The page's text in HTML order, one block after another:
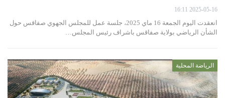
2025-05-16 16:11
انعقدت اليوم الجمعة 16 ماي 2025، جلسة عمل للمجلس الجهوي صفاقس حول
الشأن الرياضي بولاية صفاقس باشراف رئيس المجلس…
الرياضة المحلية